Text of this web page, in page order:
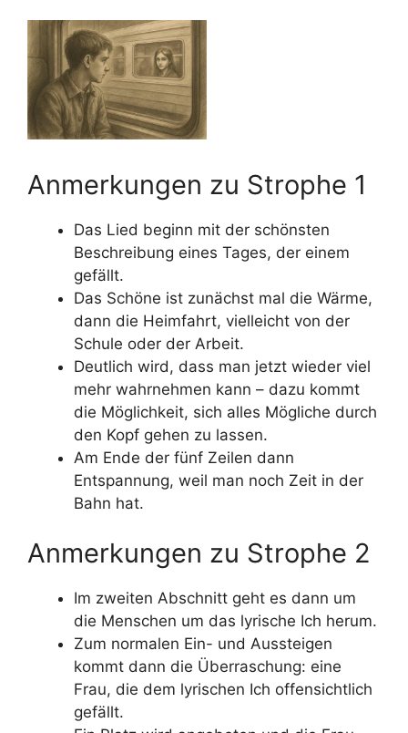
Anmerkungen zu Strophe 1
Das Lied beginn mit der schönsten
Beschreibung eines Tages, der einem
gefällt.
Das Schöne ist zunächst mal die Wärme,
dann die Heimfahrt, vielleicht von der
Schule oder der Arbeit.
Deutlich wird, dass man jetzt wieder viel
mehr wahrnehmen kann – dazu kommt
die Möglichkeit, sich alles Mögliche durch
den Kopf gehen zu lassen.
Am Ende der fünf Zeilen dann
Entspannung, weil man noch Zeit in der
Bahn hat.
Anmerkungen zu Strophe 2
Im zweiten Abschnitt geht es dann um
die Menschen um das lyrische Ich herum.
Zum normalen Ein- und Aussteigen
kommt dann die Überraschung: eine
Frau, die dem lyrischen Ich offensichtlich
gefällt.